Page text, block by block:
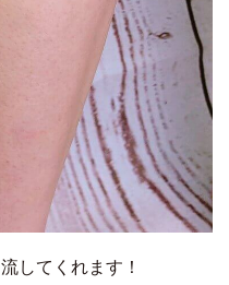
してくれます！